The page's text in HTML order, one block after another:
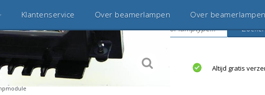
Klantbeoordeling 9,0
Klantenservice Over beamerlampen Over
20 jaar betrouwbaar en ervaren Altijd gratis